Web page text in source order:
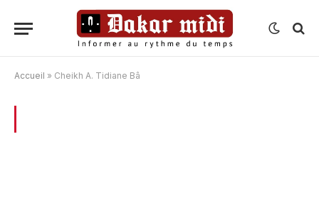
Accueil » Cheikh A. Tidiane Bâ